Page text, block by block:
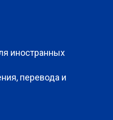
иностранных
перевода и